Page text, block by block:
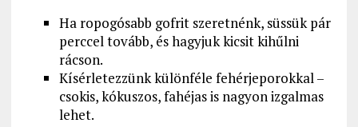
Ha ropogósabb gofrit szeretnénk, süssük pár
perccel tovább, és hagyjuk kicsit kihűlni
rácson.
Kísérletezzünk különféle fehérjeporokkal –
csokis, kókuszos, fahéjas is nagyon izgalmas
lehet.